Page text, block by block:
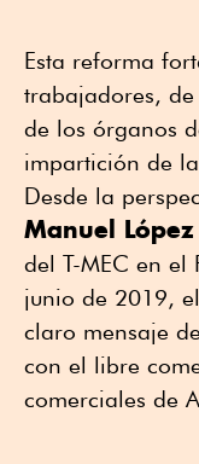
Esta reforma
trabajadores,
de los órganos
impartición de
Desde la
Manuel
del T-MEC en el
junio de 2019,
claro mensaje
con el libre
comerciales de